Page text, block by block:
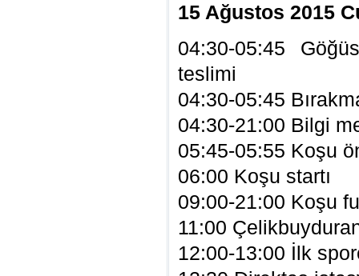
15 Ağustos 2015
04:30-05:45
teslimi
04:30-05:45
04:30-21:00 Bilgi
05:45-05:55 Koşu
06:00 Koşu startı
09:00-21:00 Koşu
11:00
12:00-13:00 İlk